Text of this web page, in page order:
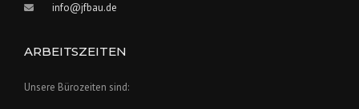
info@jfbau.de
ARBEITSZEITEN
Unsere Bürozeiten sind: